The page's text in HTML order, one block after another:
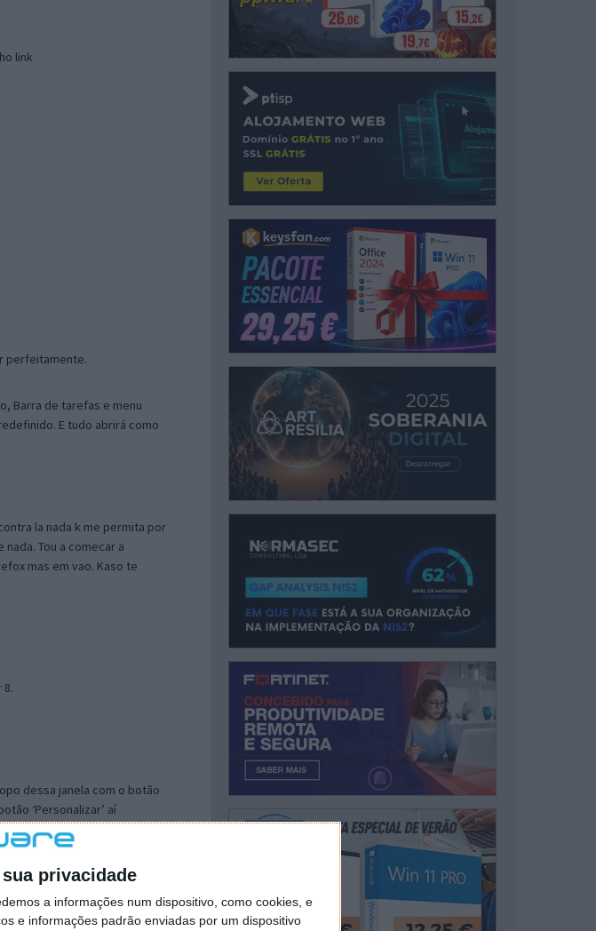
privacidade
a informações num dispositivo, como cookies, e
e informações padrão enviadas por um dispositivo
link
perfeitamente.
Barra de tarefas e menu
E tudo abrirá como
la nada k me permita por
Tou a comecar a
mas em vao. Kaso te
8.
dessa janela com o botão
‘Personalizar’ aí
navegar e o gestor de
escolhes ‘Opções’ ou
para colocares um visto